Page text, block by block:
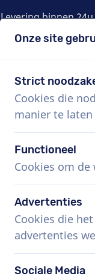
Levering binnen 24u
Over ons
Onze site
Strict
Cookies die
manier te
Functioneel
Cookies om
Advertenties
Cookies die
advertenties
Sociale Media